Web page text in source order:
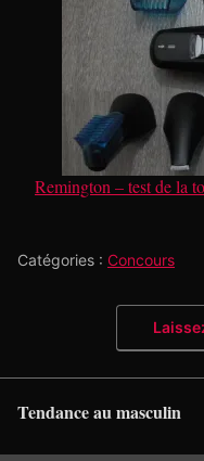
Remington – test de la
Catégories : Concours
Tendance au masculin